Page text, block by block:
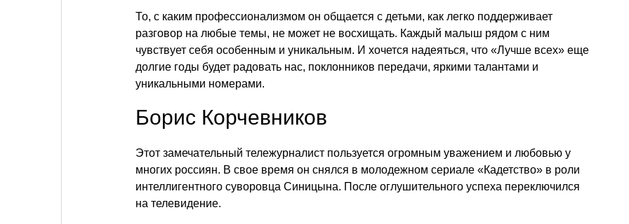
То, с каким профессионализмом он общается с детьми, как легко поддерживает
разговор на любые темы, не может не восхищать. Каждый малыш рядом с ним
чувствует себя особенным и уникальным. И хочется надеяться, что «Лучше всех» еще
долгие годы будет радовать нас, поклонников передачи, яркими талантами и
уникальными номерами.
Борис Корчевников
Этот замечательный тележурналист пользуется огромным уважением и любовью у
многих россиян. В свое время он снялся в молодежном сериале «Кадетство» в роли
интеллигентного суворовца Синицына. После оглушительного успеха переключился
на телевидение.